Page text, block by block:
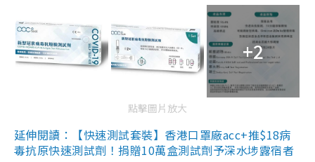
+2
點擊圖片放大
延伸閱讀：【快速測試套裝】香港口罩廠acc+推$18病
毒抗原快速測試劑！捐贈10萬盒測試劑予深水埗露宿者